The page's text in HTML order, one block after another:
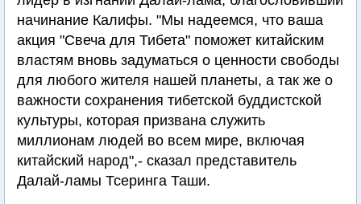
начинание Калифы. "Мы надеемся, что ваша
акция "Свеча для Тибета" поможет китайским
властям вновь задуматься о ценности свободы
для любого жителя нашей планеты, а так же о
важности сохранения тибетской буддистской
культуры, которая призвана служить
миллионам людей во всем мире, включая
китайский народ",- сказал представитель
Далай-ламы Тсеринга Таши.